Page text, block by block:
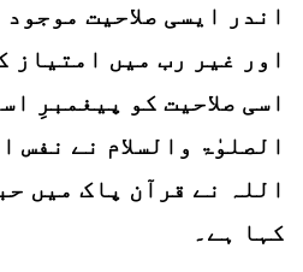
اندر ایسی صلاحیت
اور غیر رب میں امتیاز
اسی صلاحیت کو پیغمبرِ
الصلوٰۃ والسلام نے نفس
اللہ نے قرآن پاک میں
کہا ہے۔